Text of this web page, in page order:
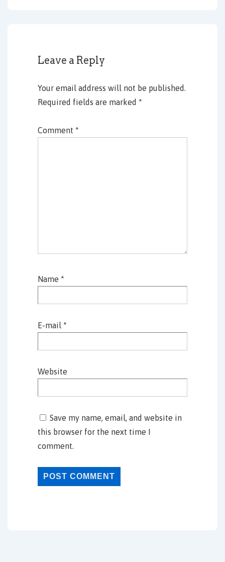
Leave a Reply
Your email address will not be published.
Required fields are marked *
Comment *
Name *
E-mail *
Website
Save my name, email, and website in
this browser for the next time I
comment.